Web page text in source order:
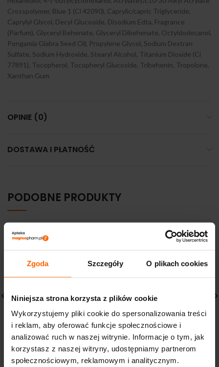
Zgoda Szczegóły O plikach cookies
Niniejsza strona korzysta z plików cookie
Wykorzystujemy pliki cookie do spersonalizowania treści
i reklam, aby oferować funkcje społecznościowe i
analizować ruch w naszej witrynie. Informacje o tym, jak
korzystasz z naszej witryny, udostępniamy partnerom
społecznościowym, reklamowym i analitycznym.
Crosspolymer, Blue 1 (Ci 42090), Caprylic/capric Triglyceride,
Caprylyl Glycol, Decyl Glucoside, Disodium Edta, Fragrance
(Parfum), Glyceryl Behenate, Glyceryl Dibehenate, Octyldodecanol,
Pongamia Glabra Seed Oil, Propylene Glycol, Sodium Dextran
Sulfate, Sodium Hydroxide, Stearyl Alcohol, Titanium Dioxide (Ci
77891), Tocopherol, Tocopheryl Glucoside, Tribehenin, Tropolone,
Xanthan Gum
OPINIE (0)
DOSTAWA I PŁATNOŚĆ
PODOBNE PRODUKTY
IWOSTIN PURRITIN
MATUJĄCA EMULSJA
ZWĘŻAJĄCA PORY
47,49zł
Bioderma Atoderm
Xereane Łagodzący
Balsam 150ml
42,20zł